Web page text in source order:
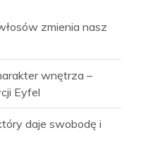
zmienia nasz
wnętrza –
Eyfel
daje swobodę i